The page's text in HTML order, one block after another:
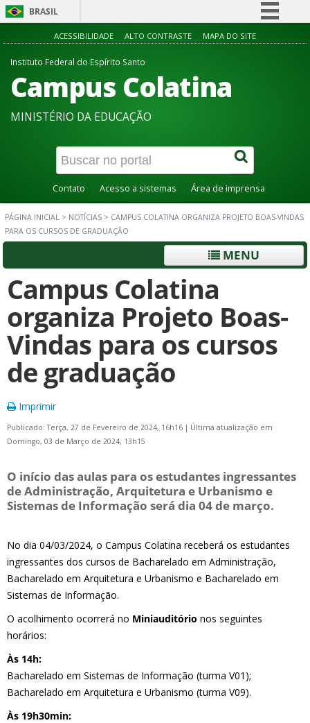
BRASIL
Simplifique!
Acesso à informação
Canais
ACESSIBILIDADE ALTO CONTRASTE MAPA DO SITE
Instituto Federal do Espírito Santo
Campus Colatina
MINISTÉRIO DA EDUCAÇÃO
Contato Acesso a sistemas Área de imprensa
PÁGINA INICIAL > NOTÍCIAS > CAMPUS COLATINA ORGANIZA PROJETO BOAS-VINDAS
PARA OS CURSOS DE GRADUAÇÃO
MENU
Campus Colatina
organiza Projeto Boas-
Vindas para os cursos
de graduação
Imprimir
Publicado: Terça, 27 de Fevereiro de 2024, 16h16 | Última atualização em
Domingo, 03 de Março de 2024, 13h15
O início das aulas para os estudantes ingressantes
de Administração, Arquitetura e Urbanismo e
Sistemas de Informação será dia 04 de março.
No dia 04/03/2024, o Campus Colatina receberá os estudantes
ingressantes dos cursos de Bacharelado em Administração,
Bacharelado em Arquitetura e Urbanismo e Bacharelado em
Sistemas de Informação.
O acolhimento ocorrerá no Miniauditório nos seguintes
horários:
Às 14h:
Bacharelado em Sistemas de Informação (turma V01);
Bacharelado em Arquitetura e Urbanismo (turma V09).
Às 19h30min: